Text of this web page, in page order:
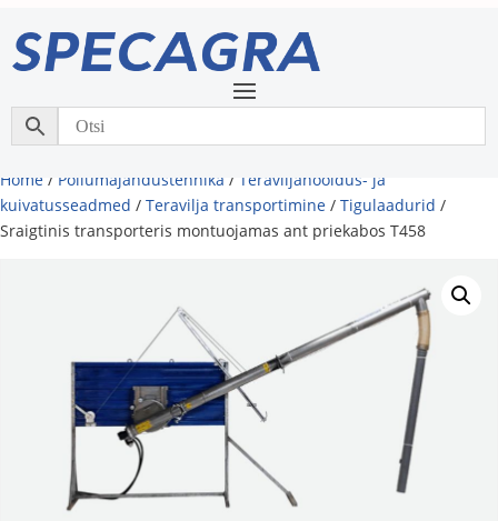
Home / Põllumajandustehnika / Teraviljahooldus- ja
kuivatusseadmed / Teravilja transportimine / Tigulaadurid /
Sraigtinis transporteris montuojamas ant priekabos T458